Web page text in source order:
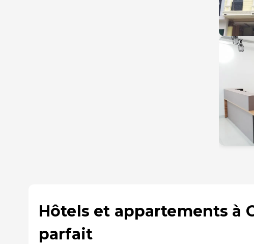
Hôtels et appartements à
parfait